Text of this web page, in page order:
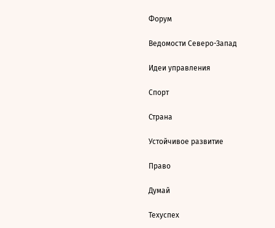
Форум
Ведомости Северо-Запад
Идеи управления
Спорт
Страна
Устойчивое развитие
Право
Думай
Техуспех